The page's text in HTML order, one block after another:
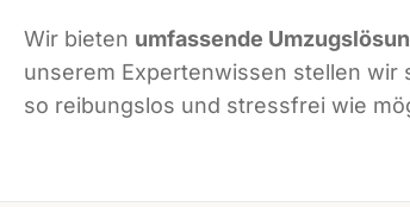
Wir bieten umfassende
unserem Expertenwissen stellen wir
so reibungslos und stressfrei wie